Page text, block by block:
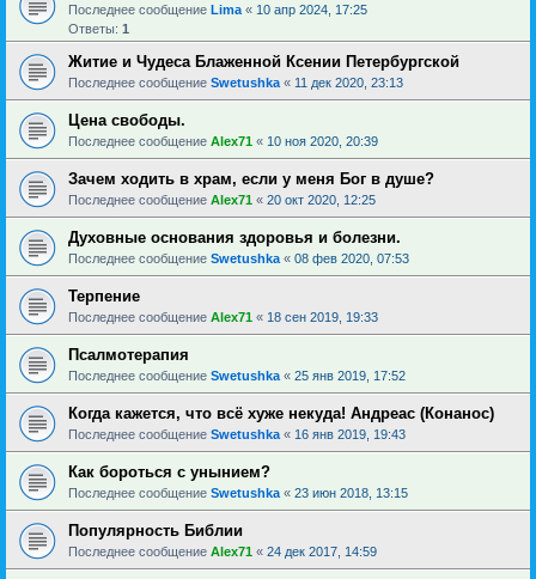
Последнее сообщение Lima « 10 апр 2024, 17:25
Ответы: 1
Житие и Чудеса Блаженной Ксении Петербургской
Последнее сообщение Swetushka « 11 дек 2020, 23:13
Цена свободы.
Последнее сообщение Alex71 « 10 ноя 2020, 20:39
Зачем ходить в храм, если у меня Бог в душе?
Последнее сообщение Alex71 « 20 окт 2020, 12:25
Духовные основания здоровья и болезни.
Последнее сообщение Swetushka « 08 фев 2020, 07:53
Терпение
Последнее сообщение Alex71 « 18 сен 2019, 19:33
Псалмотерапия
Последнее сообщение Swetushka « 25 янв 2019, 17:52
Когда кажется, что всё хуже некуда! Андреас (Конанос)
Последнее сообщение Swetushka « 16 янв 2019, 19:43
Как бороться с унынием?
Последнее сообщение Swetushka « 23 июн 2018, 13:15
Популярность Библии
Последнее сообщение Alex71 « 24 дек 2017, 14:59